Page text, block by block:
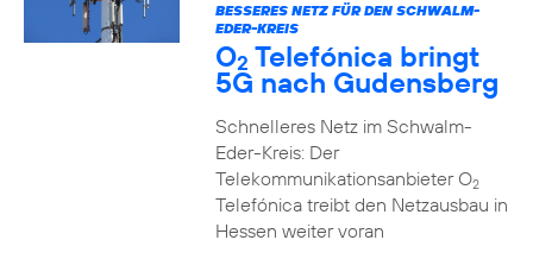
BESSERES NETZ FÜR DEN SCHWALM-
EDER-KREIS
O2 Telefónica bringt
5G nach Gudensberg
Schnelleres Netz im Schwalm-
Eder-Kreis: Der
Telekommunikationsanbieter O2
Telefónica treibt den Netzausbau in
Hessen weiter voran